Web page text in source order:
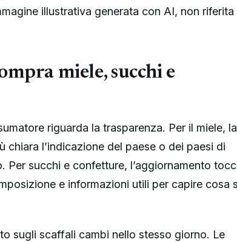
illustrativa generata con AI, non riferita
miele, succhi e
riguarda la trasparenza. Per il miele, la
chiara l’indicazione del paese o dei paesi di
Per succhi e confetture, l’aggiornamento
e informazioni utili per capire cosa
sugli scaffali cambi nello stesso giorno. Le